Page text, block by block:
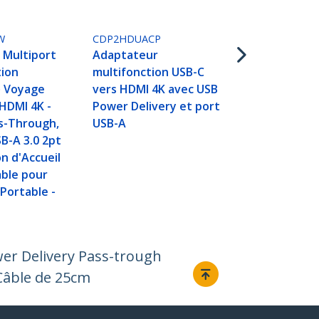
Multiport
4K -
Through,
A 3.0 2pt
d'Accueil
pour
-
CDP2HDUACP
Adaptateur
multifonction USB-C
vers HDMI 4K avec USB
Power Delivery et port
USB-A
Delivery Pass-trough
de 25cm